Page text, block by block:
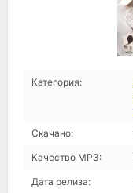
Категория:
Скачано:
Качество MP3:
Дата релиза: